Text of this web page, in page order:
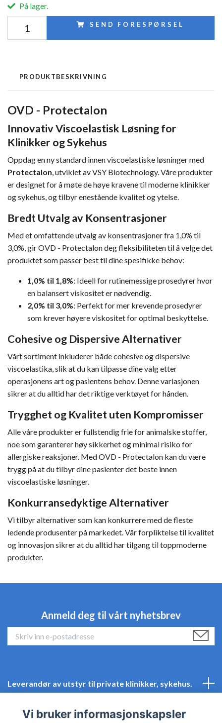
På lager.
SEND FORESPØRSEL
PRODUKTBESKRIVNING
OVD - Protectalon
Innovativ Viscoelastisk Løsning for
Klinikker og Sykehus
Oppdag en ny standard innen viscoelastiske løsninger med
Protectalon , utviklet av VSY Biotechnology. Våre produkter
er designet for å møte de høye kravene til moderne klinikker
og sykehus, og tilbyr enestående kvalitet og ytelse.
Bredt Utvalg av Konsentrasjoner
Med et omfattende utvalg av konsentrasjoner fra 1,0% til
3,0%, gir OVD - Protectalon deg fleksibiliteten til å velge det
produktet som passer best til dine spesifikke behov:
1,0% til 1,8%: Ideell for rutinemessige prosedyrer hvor
en balansert viskositet er nødvendig.
2,0% til 3,0%: Perfekt for mer krevende prosedyrer
som krever høyere viskositet for optimal beskyttelse.
Cohesive og Dispersive Alternativer
Vårt sortiment inkluderer både cohesive og dispersive
viscoelastika, slik at du kan tilpasse dine valg etter
operasjonens art og pasientens behov. Denne variasjonen
sikrer at du alltid har det riktige verktøyet for hånden.
Trygghet og Kvalitet uten Kompromisser
Alle våre produkter er fullstendig frie for animalske stoffer,
noe som garanterer høy sikkerhet og minimal risiko for
allergiske reaksjoner. Med OVD - Protectalon kan du være
trygg på at du tilbyr dine pasienter det beste innen
viscoelastiske løsninger.
Konkurransedyktige Alternativer
Vi tilbyr alternativer som kan konkurrere med de fleste
ledende produsenter på markedet. Vår forpliktelse til kvalitet
og innovasjon sikrer at du alltid har tilgang til toppmoderne
produkter.
Anmeld deg til vårt nyhetsbrev
Leverandør av utstyr til private klinikker, sykehus.
Kundeservice
Vi bruker informasjonskapsler